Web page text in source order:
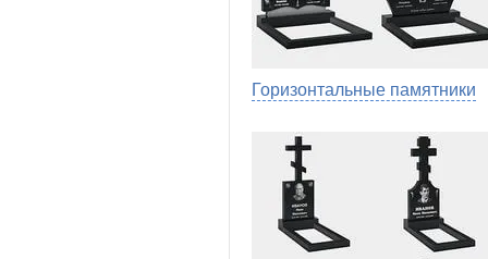
Горизонтальные памятники